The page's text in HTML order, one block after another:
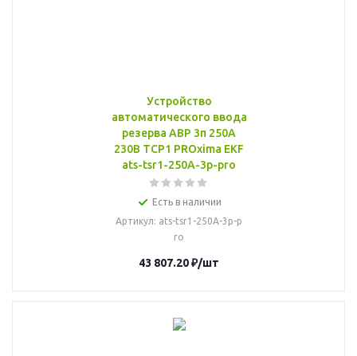
Устройство
автоматического ввода
резерва АВР 3п 250А
230В ТСР1 PROxima EKF
ats-tsr1-250A-3p-pro
Есть в наличии
Артикул: ats-tsr1-250A-3p-p
ro
43 807.20₽/шт